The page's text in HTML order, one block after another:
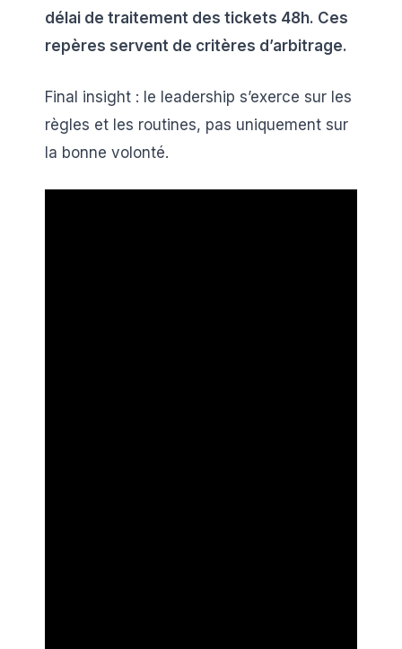
délai de traitement des tickets 48h. Ces
repères servent de critères d’arbitrage.
Final insight : le leadership s’exerce sur les
règles et les routines, pas uniquement sur
la bonne volonté.